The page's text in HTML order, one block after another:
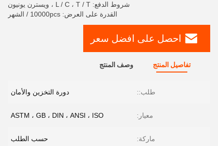
شروط الدفع: L / C ، T / T ، ويسترن يونيون
القدرة على العرض: 10000pcs / الشهر
احصل على افضل سعر
تفاصيل المنتج وصف المنتج
طلب:: دورة التخزين والأمان
معيار: ASTM ، GB ، DIN ، ANSI ، ISO
ماركة: حسب الطلب